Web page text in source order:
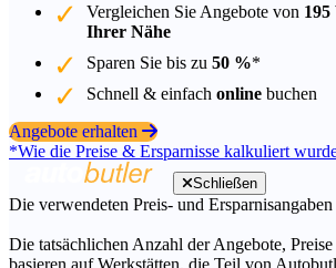
Vergleichen Sie Angebote von
Ihrer Nähe
Sparen Sie bis zu 50 %*
Schnell & einfach online buchen
Angebote erhalten
*Wie die Preise & Ersparnisse kalkuliert
Schließen
Die verwendeten Preis- und Ersparnisangaben
Die tatsächlichen Anzahl der Angebote,
basieren auf Werkstätten, die Teil von